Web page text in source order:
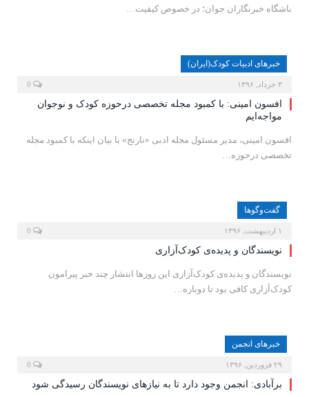
باشگاه خبرنگاران جوان؛ در خصوص کیفیت…
خبرهای ادبیات کودک(ایران)
۳ خرداد, ۱۳۹۶
افسون امینی: با کمبود مجله تخصصی درحوزه کودک و نوجوان
مواجه‌ایم
افسون امینی، مدیر مسئول مجله ادبی «نارنج» با بیان اینکه با کمبود مجله
تخصصی درحوزه…
گفت‌وگوها
۱ اردیبهشت, ۱۳۹۶
نویسندگان و پدیده‌ی کودک‌آزاری
نویسندگان و پدیده‌ی کودک‌آزاری این روزها انتشار چند خبر پیرامون
کودک‌آزاری کافی بود تا دوباره…
خبرهای انجمن
۲۹ فروردین, ۱۳۹۶
برآبادی: انجمن وجود دارد تا به نیازهای نویسندگان رسیدگی شود